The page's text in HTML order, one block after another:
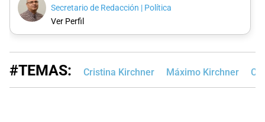
Secretario de Redacción | Política
Ver Perfil
#TEMAS: Cristina Kirchner Máximo Kirchner